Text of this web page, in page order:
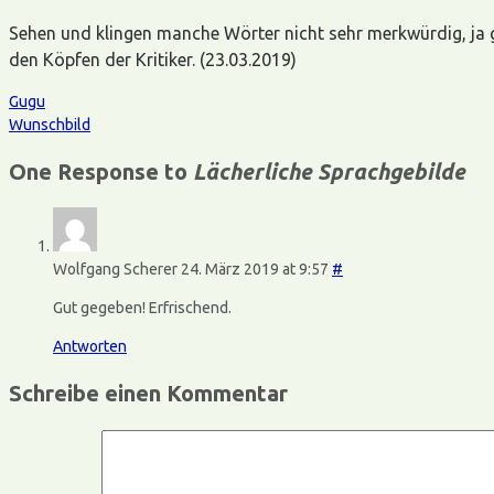
Sehen und klingen manche Wörter nicht sehr merkwürdig,
den Köpfen der Kritiker. (23.03.2019)
Gugu
Wunschbild
One Response to Lächerliche Sprachgebilde
Wolfgang Scherer 24. März 2019 at 9:57 #
Gut gegeben! Erfrischend.
Antworten
Schreibe einen Kommentar